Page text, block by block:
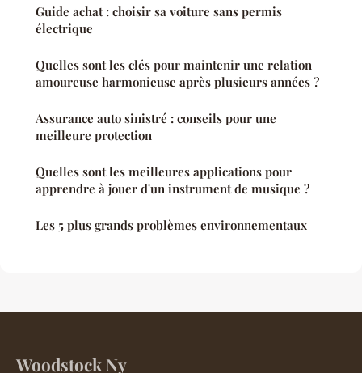
Guide achat : choisir sa voiture sans permis
électrique
Quelles sont les clés pour maintenir une relation
amoureuse harmonieuse après plusieurs années ?
Assurance auto sinistré : conseils pour une
meilleure protection
Quelles sont les meilleures applications pour
apprendre à jouer d'un instrument de musique ?
Les 5 plus grands problèmes environnementaux
Woodstock Ny